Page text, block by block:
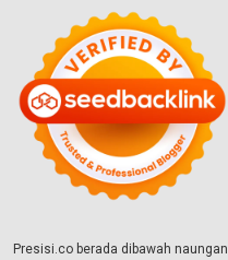
Presisi.co berada dibawah